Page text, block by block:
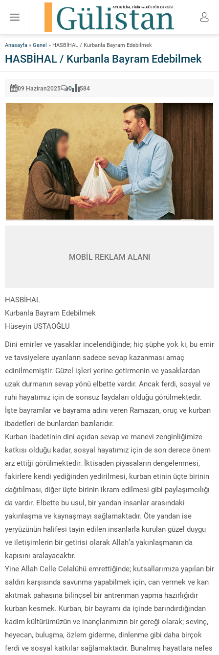
Anasayfa » Genel » HASBİHAL / Kurbanla Bayram Edebilmek
HASBİHAL / Kurbanla Bayram Edebilmek
09 Haziran2025 0 584
MOBİL REKLAM ALANI
HASBİHAL
Kurbanla Bayram Edebilmek
Hüseyin USTAOĞLU
Dini emirler ve yasaklar incelendiğinde; hiç şüphe yok ki, bu emir
ve tavsiyelere uyanların sadece sevap kazanması amaç
edinilmemiştir. Güzel işleri yerine getirmenin ve yasaklardan
uzak durmanın sevap yönü elbette vardır. Ancak ferdi, sosyal ve
ruhi hayatımız için de sonsuz faydaları olduğu görülmektedir.
İşte bayramlar ve bayrama adını veren Ramazan, oruç ve kurban
ibadetleri de bunlardan bazılarıdır.
Kurban ibadetinin dini açıdan sevap ve manevi zenginliğimize
katkısı olduğu kadar, sosyal hayatımız için de son derece önem
arz ettiği görülmektedir. İktisaden piyasaların dengelenmesi,
fakirlere kendi yediğinden yedirilmesi, kurban etinin üçte birinin
dağıtılması, diğer üçte birinin ikram edilmesi gibi paylaşımcılığı
da vardır. Elbette bu usul, bir yandan insanlar arasındaki
yakınlaşma ve kaynaşmayı sağlamaktadır. Öte yandan ise
yeryüzünün halifesi tayin edilen insanlarla kurulan güzel duygu
ve iletişimlerin bir getirisi olarak Allah’a yakınlaşmanın da
kapısını aralayacaktır.
Yine Allah Celle Celalühü emrettiğinde; kutsallarımıza yapılan bir
saldırı karşısında savunma yapabilmek için, can vermek ve kan
akıtmak pahasına bilinçsel bir antrenman yapma hazırlığıdır
kurban kesmek. Kurban, bir bayramı da içinde barındırdığından
kadim kültürümüzün ve inançlarımızın bir gereği olarak; sevinç,
heyecan, buluşma, özlem giderme, dinlenme gibi daha birçok
ferdi ve sosyal katkılar sağlamaktadır. Bunalmış hayatlara nefes